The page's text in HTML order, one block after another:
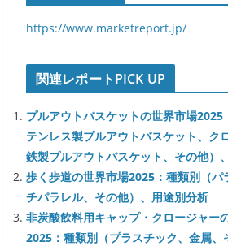
https://www.marketreport.jp/
関連レポートPICK UP
プルアウトバスケットの世界市場2025
テンレス製プルアウトバスケット、ク
鉄製プルアウトバスケット、その他）
歩く歩道の世界市場2025：種類別（パ
チパラレル、その他）、用途別分析
非炭酸飲料用キャップ・クロージャー
2025：種類別（プラスチック、金属、